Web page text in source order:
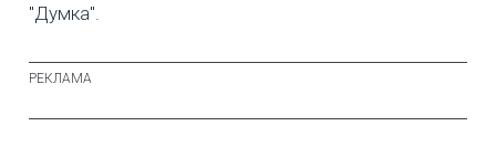
"Думка".